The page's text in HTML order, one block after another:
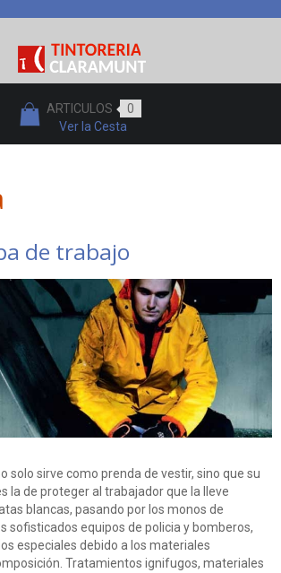
ARTICULOS
0
Ver la Cesta
de trabajo
solo sirve como prenda de vestir, sino que su
la de proteger al trabajador que la lleve
blancas, pasando por los monos de
sofisticados equipos de policia y bomberos,
especiales debido a los materiales
Tratamientos ignifugos, materiales